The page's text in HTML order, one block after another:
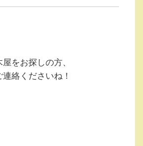
をお探しの方、
絡くださいね！